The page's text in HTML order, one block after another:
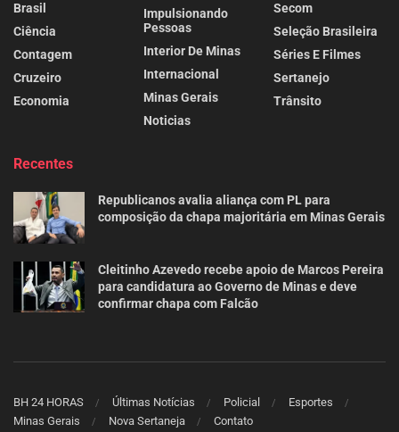
Brasil
Ciência
Contagem
Cruzeiro
Economia
Impulsionando
Pessoas
Interior De Minas
Internacional
Minas Gerais
Noticias
Secom
Seleção Brasileira
Séries E Filmes
Sertanejo
Trânsito
Recentes
Republicanos avalia aliança com PL para
composição da chapa majoritária em Minas Gerais
Cleitinho Azevedo recebe apoio de Marcos Pereira
para candidatura ao Governo de Minas e deve
confirmar chapa com Falcão
BH 24 HORAS Últimas Notícias Policial
Esportes
Minas Gerais
Nova Sertaneja Contato